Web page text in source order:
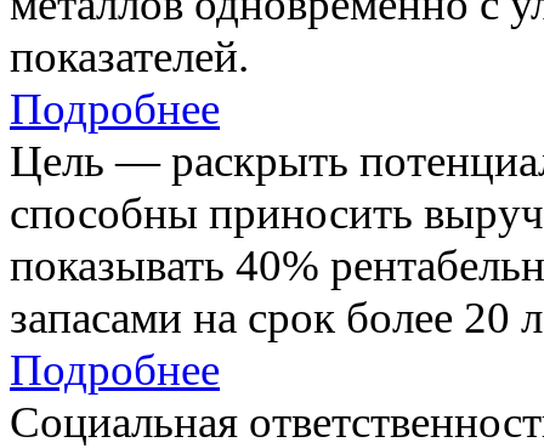
показателей.
Подробнее
Цель — раскрыть
способны приносить
показывать 40%
запасами на срок более 20
Подробнее
Социальная